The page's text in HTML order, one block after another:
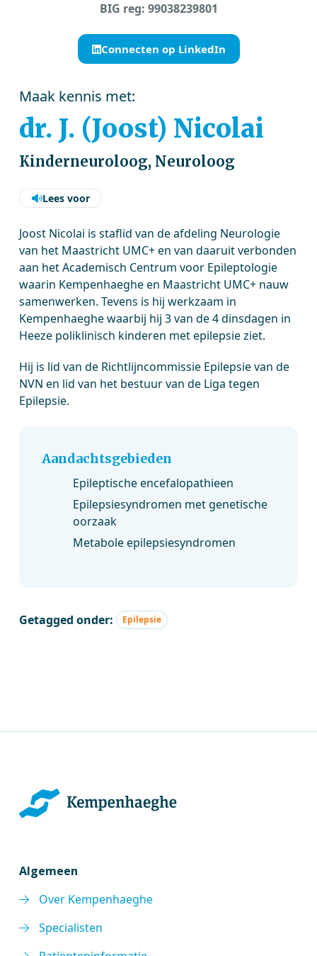
BIG reg: 99038239801
Connecten op LinkedIn
Maak kennis met:
dr. J. (Joost) Nicolai
Kinderneuroloog, Neuroloog
Lees voor
Joost Nicolai is staflid van de afdeling Neurologie
van het Maastricht UMC+ en van daaruit verbonden
aan het Academisch Centrum voor Epileptologie
waarin Kempenhaeghe en Maastricht UMC+ nauw
samenwerken. Tevens is hij werkzaam in
Kempenhaeghe waarbij hij 3 van de 4 dinsdagen in
Heeze poliklinisch kinderen met epilepsie ziet.
Hij is lid van de Richtlijncommissie Epilepsie van de
NVN en lid van het bestuur van de Liga tegen
Epilepsie.
Aandachtsgebieden
Epileptische encefalopathieen
Epilepsiesyndromen met genetische
oorzaak
Metabole epilepsiesyndromen
Getagged onder: Epilepsie
Algemeen
Over Kempenhaeghe
Specialisten